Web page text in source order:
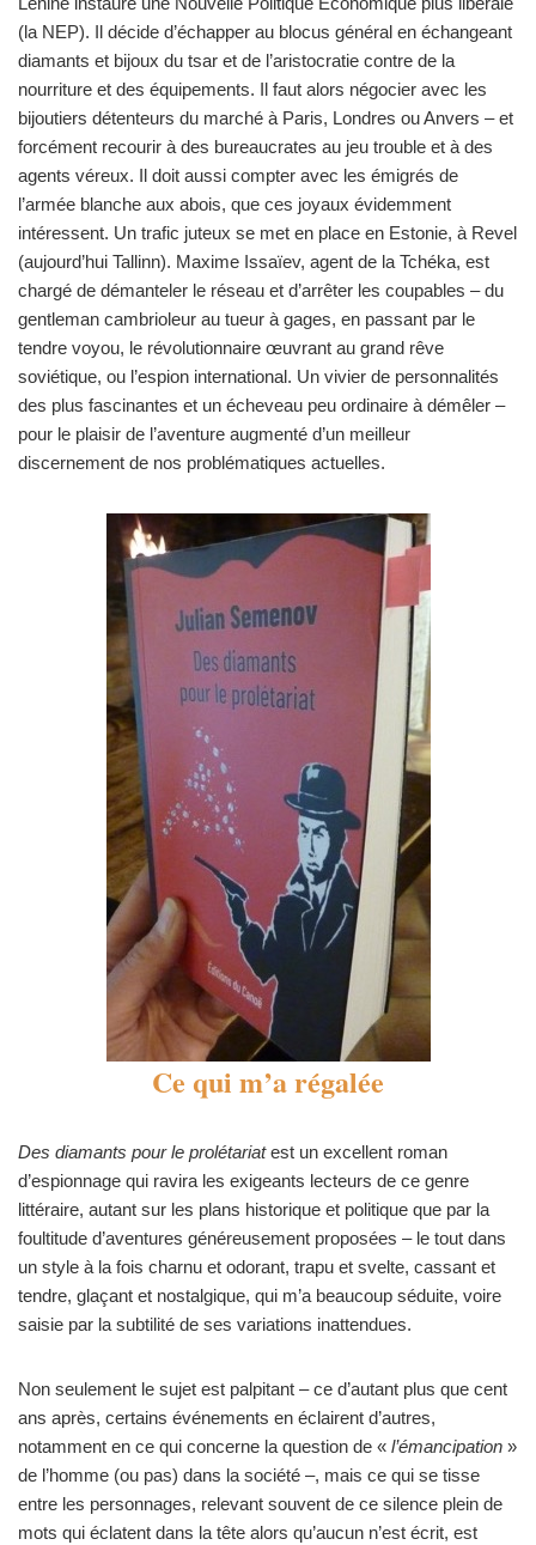
(la NEP). Il décide d’échapper au blocus général en échangeant
diamants et bijoux du tsar et de l’aristocratie contre de la
nourriture et des équipements. Il faut alors négocier avec les
bijoutiers détenteurs du marché à Paris, Londres ou Anvers – et
forcément recourir à des bureaucrates au jeu trouble et à des
agents véreux. Il doit aussi compter avec les émigrés de
l’armée blanche aux abois, que ces joyaux évidemment
intéressent. Un trafic juteux se met en place en Estonie, à Revel
(aujourd’hui Tallinn). Maxime Issaïev, agent de la Tchéka, est
chargé de démanteler le réseau et d’arrêter les coupables – du
gentleman cambrioleur au tueur à gages, en passant par le
tendre voyou, le révolutionnaire œuvrant au grand rêve
soviétique, ou l’espion international. Un vivier de personnalités
des plus fascinantes et un écheveau peu ordinaire à démêler –
pour le plaisir de l’aventure augmenté d’un meilleur
discernement de nos problématiques actuelles.
Ce qui m’a régalée
Des diamants pour le prolétariatest un excellent roman
d’espionnage qui ravira les exigeants lecteurs de ce genre
littéraire, autant sur les plans historique et politique que par la
foultitude d’aventures généreusement proposées – le tout dans
un style à la fois charnu et odorant, trapu et svelte, cassant et
tendre, glaçant et nostalgique, qui m’a beaucoup séduite, voire
saisie par la subtilité de ses variations inattendues.
Non seulement le sujet est palpitant – ce d’autant plus que cent
ans après, certains événements en éclairent d’autres,
notamment en ce qui concerne la question de « l’émancipation »
de l’homme (ou pas) dans la société –, mais ce qui se tisse
entre les personnages, relevant souvent de ce silence plein de
mots qui éclatent dans la tête alors qu’aucun n’est écrit, est